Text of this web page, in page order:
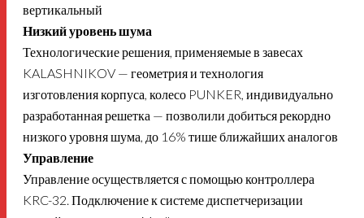
вертикальный
Низкий уровень шума
Технологические решения, применяемые в завесах
KALASHNIKOV — геометрия и технология
изготовления корпуса, колесо PUNKER, индивидуально
разработанная решетка — позволили добиться рекордно
низкого уровня шума, до 16% тише ближайших аналогов
Управление
Управление осуществляется с помощью контроллера
KRC-32. Подключение к системе диспетчеризации